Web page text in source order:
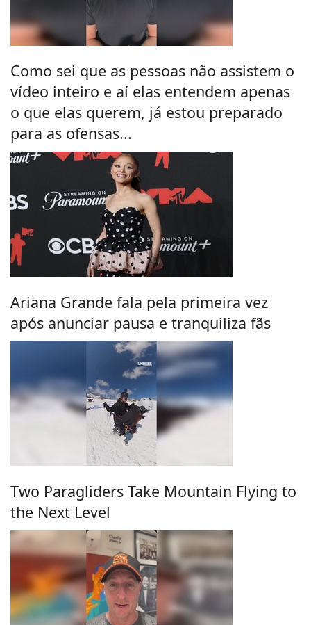
Como sei que as pessoas não assistem o
vídeo inteiro e aí elas entendem apenas
o que elas querem, já estou preparado
para as ofensas...
Ariana Grande fala pela primeira vez
após anunciar pausa e tranquiliza fãs
Two Paragliders Take Mountain Flying to
the Next Level